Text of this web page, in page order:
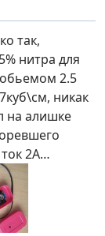
так,
нитра для
2.5
никак
на алишке
2А…